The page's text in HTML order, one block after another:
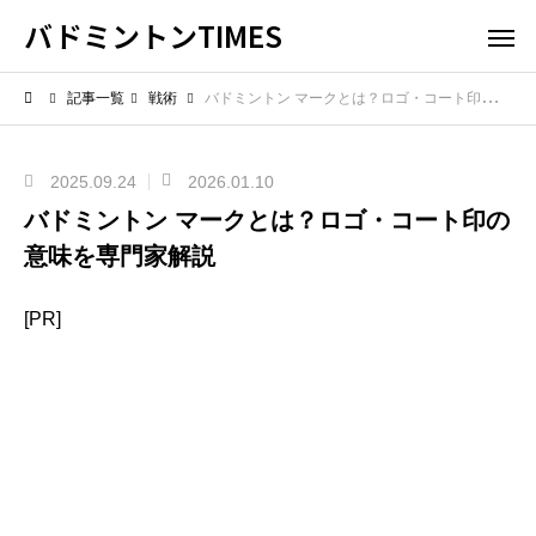
バドミントンTIMES
記事一覧 戦術 バドミントン マークとは？ロゴ・コート印の意味を専門家解説
2025.09.24 2026.01.10
バドミントン マークとは？ロゴ・コート印の
意味を専門家解説
[PR]